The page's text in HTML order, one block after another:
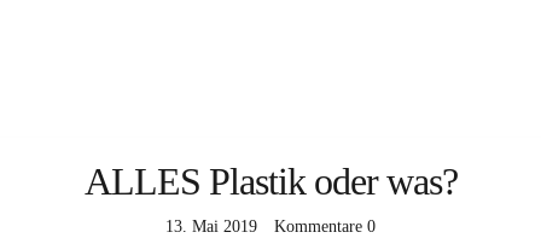
ICH mach mit
ALLES Plastik oder was?
13. Mai 2019 Kommentare 0